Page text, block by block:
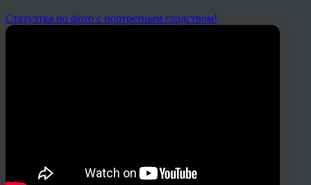
Статуэтка по фото с портретным сходством!